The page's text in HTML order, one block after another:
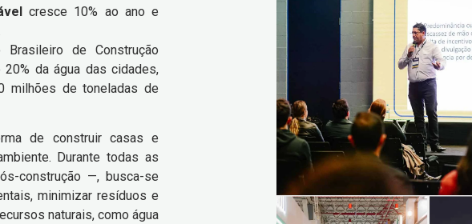
cresce 10% ao ano e
Brasileiro de Construção
da água das cidades,
milhões de toneladas de
de construir casas e
Durante todas as
construção —, busca-se
minimizar resíduos e
naturais, como água